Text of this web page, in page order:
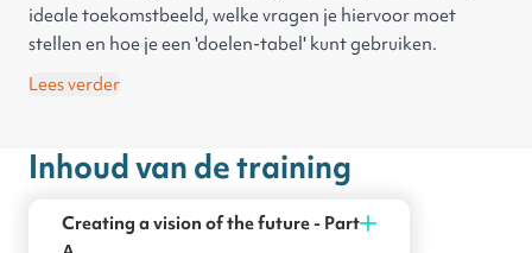
ideale toekomstbeeld, welke vragen je hiervoor moet
stellen en hoe je een 'doelen-tabel' kunt gebruiken.
Lees verder
Inhoud van de training
Creating a vision of the future - Part